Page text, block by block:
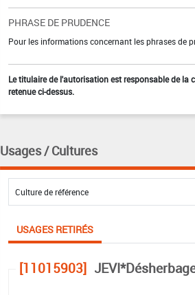
PHRASE DE PRUDENCE
Pour les informations concernant les phrases de
Le titulaire de l'autorisation est responsable de la
retenue ci-dessus.
Usages / Cultures
USAGES RETIRÉS
[11015903]